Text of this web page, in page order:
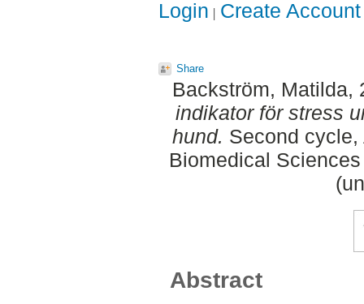
Login Create Account
Share
Backström, Matilda,
indikator för stress
hund. Second
Biomedical
Abstract